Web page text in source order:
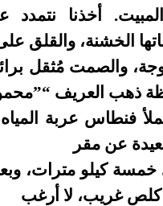
أخذنا نتمدد
الخشنة، والقلق
والصمت مُثقل
ذهب العريف
فنطاس عربة
عن مقر
خمسة كيلو مترات،
كلص غريب، لا أرغب